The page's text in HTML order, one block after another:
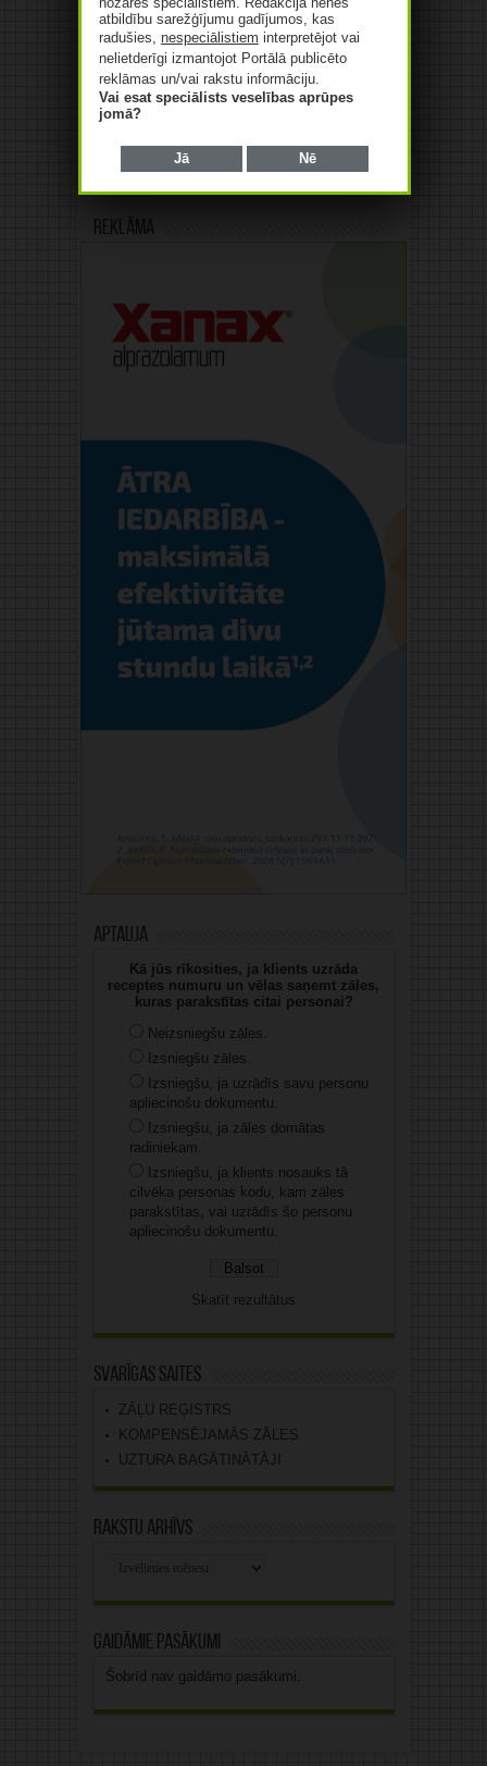
Reklāma
Aptauja
Kā jūs rīkosities, ja klients uzrāda
receptes numuru un vēlas saņemt zāles,
kuras parakstītas citai personai?
Neizsniegšu zāles.
Izsniegšu zāles.
Izsniegšu, ja uzrādīs savu personu
apliecinošu dokumentu.
Izsniegšu, ja zāles domātas
radiniekam.
Izsniegšu, ja klients nosauks tā
cilvēka personas kodu, kam zāles
parakstītas, vai uzrādīs šo personu
apliecinošu dokumentu.
Skatīt rezultātus
Svarīgas saites
ZĀĻU REĢISTRS
KOMPENSĒJAMĀS ZĀLES
UZTURA BAGĀTINĀTĀJI
Rakstu arhīvs
Gaidāmie pasākumi
Šobrīd nav gaidāmo pasākumi.
atbildību sarežģījumu gadījumos, kas
radušies, nespeciālistiem interpretējot vai
nelietderīgi izmantojot Portālā publicēto
reklāmas un/vai rakstu informāciju.
Vai esat speciālists veselības aprūpes
jomā?
Jā Nē